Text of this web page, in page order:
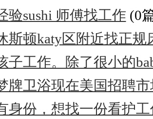
验sushi 师傅找工作 (0
斯顿katy区附近找正规
子工作。除了很小的
牌卫浴现在美国招聘
身份，想找一份看护工